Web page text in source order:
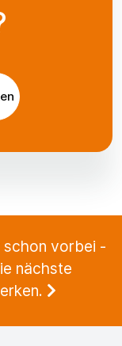
schon vorbei -
nächste